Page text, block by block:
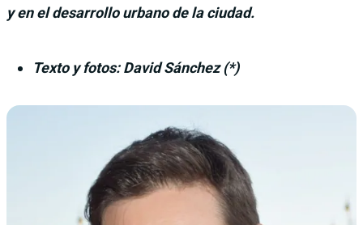
y en el desarrollo urbano de la ciudad.
Texto y fotos: David Sánchez (*)